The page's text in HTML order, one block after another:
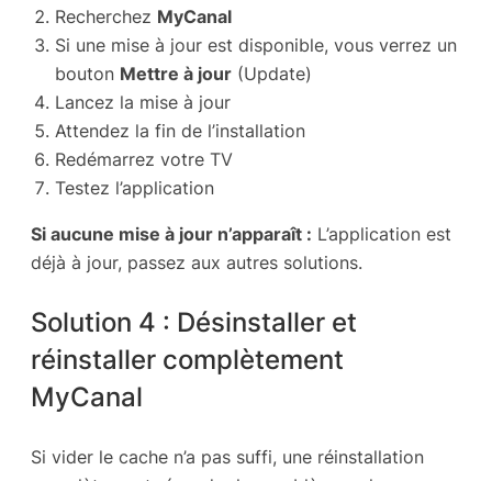
Recherchez MyCanal
Si une mise à jour est disponible, vous verrez un
bouton Mettre à jour (Update)
Lancez la mise à jour
Attendez la fin de l’installation
Redémarrez votre TV
Testez l’application
Si aucune mise à jour n’apparaît : L’application est
déjà à jour, passez aux autres solutions.
Solution 4 : Désinstaller et
réinstaller complètement
MyCanal
Si vider le cache n’a pas suffi, une réinstallation